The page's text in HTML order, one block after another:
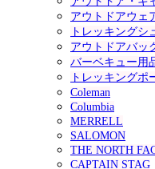
アウトドアウェ
トレッキングシ
アウトドアバッ
バーベキュー用
トレッキングポ
Coleman
Columbia
MERRELL
SALOMON
THE NORTH
CAPTAIN STAG